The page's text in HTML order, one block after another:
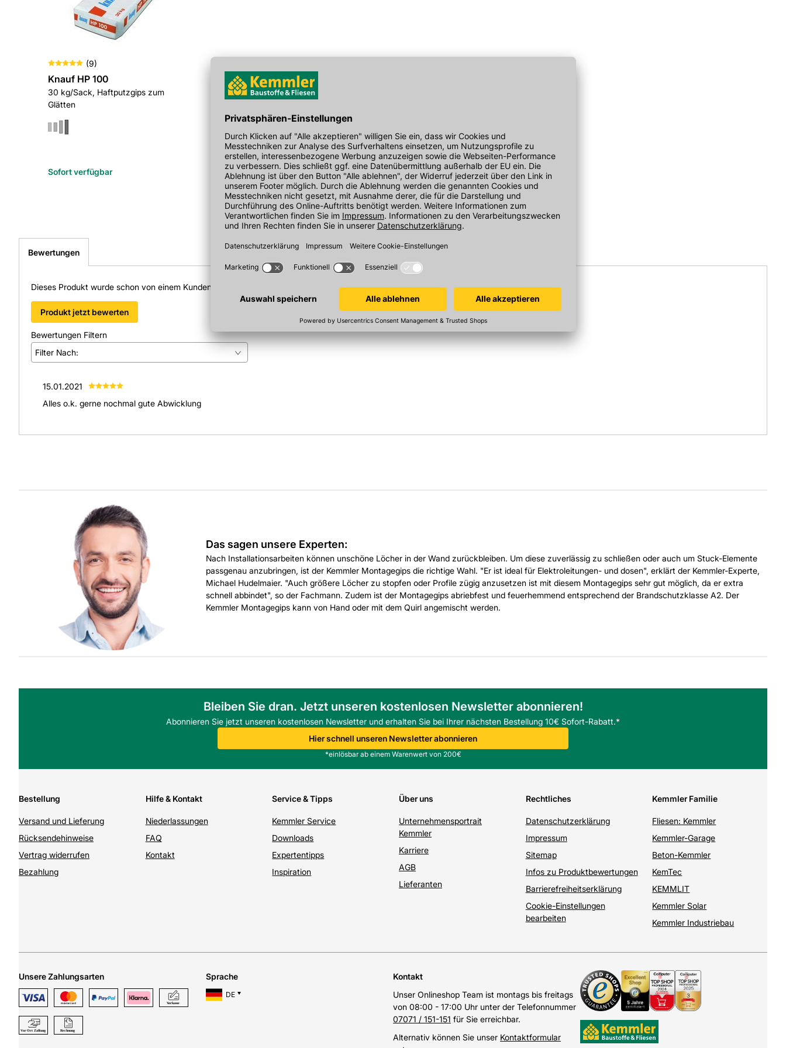
(9)
Knauf HP 100
30 kg/Sack, Haftputzgips zum
Glätten
Sofort verfügbar
Bewertungen
Dieses Produkt wurde schon von einem Kunden bewertet.
Produkt jetzt bewerten
Bewertungen Filtern
Filter Nach:
15.01.2021
Alles o.k. gerne nochmal gute Abwicklung
Das sagen unsere Experten:
Nach Installationsarbeiten können unschöne Löcher in der Wand zurückbleiben. Um diese zuverlässig zu schließen oder auch um Stuck-Elemente
passgenau anzubringen, ist der Kemmler Montagegips die richtige Wahl. "Er ist ideal für Elektroleitungen- und dosen", erklärt der Kemmler-Experte,
Michael Hudelmaier. "Auch größere Löcher zu stopfen oder Profile zügig anzusetzen ist mit diesem Montagegips sehr gut möglich, da er extra
schnell abbindet", so der Fachmann. Zudem ist der Montagegips abriebfest und feuerhemmend entsprechend der Brandschutzklasse A2. Der
Kemmler Montagegips kann von Hand oder mit dem Quirl angemischt werden.
Bleiben Sie dran. Jetzt unseren kostenlosen Newsletter abonnieren!
Abonnieren Sie jetzt unseren kostenlosen Newsletter und erhalten Sie bei Ihrer nächsten Bestellung 10€ Sofort-Rabatt.*
Hier schnell unseren Newsletter abonnieren
*einlösbar ab einem Warenwert von 200€
Bestellung
Versand und Lieferung
Rücksendehinweise
Vertrag widerrufen
Bezahlung
Hilfe & Kontakt
Niederlassungen
FAQ
Kontakt
Service & Tipps
Kemmler Service
Downloads
Expertentipps
Inspiration
Über uns
Unternehmensportrait
Kemmler
Karriere
AGB
Lieferanten
Rechtliches
Datenschutzerklärung
Impressum
Sitemap
Infos zu Produktbewertungen
Barrierefreiheitserklärung
Cookie-Einstellungen
bearbeiten
Kemmler Familie
Fliesen: Kemmler
Kemmler-Garage
Beton-Kemmler
KemTec
KEMMLIT
Kemmler Solar
Kemmler Industriebau
Unsere Zahlungsarten Sprache
DE
Kontakt
Unser Onlineshop Team ist montags bis freitags
von 08:00 - 17:00 Uhr unter der Telefonnummer
07071 / 151-151 für Sie erreichbar.
Alternativ können Sie unser Kontaktformular